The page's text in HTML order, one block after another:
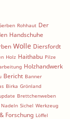
Rohhaut Der
Handschuhe
Wolle Diersfordt
Holz Haithabu Pilze
Holzhandwerk
Bericht Banner
Birka Grönland
Brettchenweben
Nadeln Sichel Werkzeug
Forschung Löffel